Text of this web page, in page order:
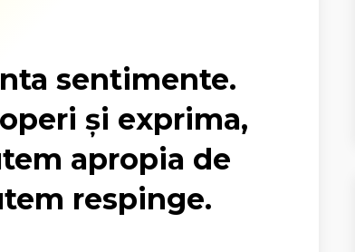
sentimente.
și exprima,
apropia de
respinge.